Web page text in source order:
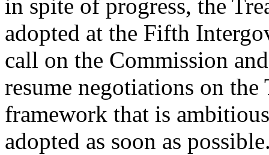
in spite of progress, the
adopted at the Fifth
call on the Commission
resume negotiations on
framework that is
adopted as soon as